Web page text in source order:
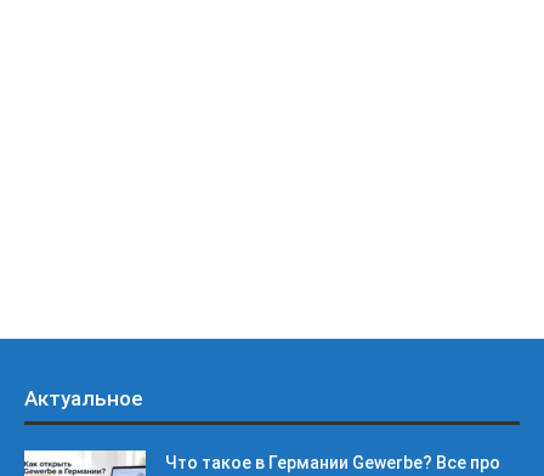
Актуальное
Что такое в Германии Gewerbe? Все про